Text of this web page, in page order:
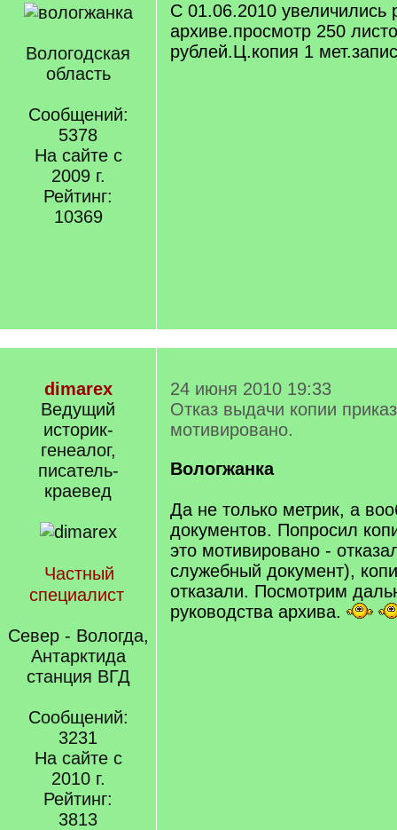
Вологодская
область
Сообщений:
5378
На сайте с
2009 г.
Рейтинг:
10369
С 01.06.2010 увеличились
архиве.просмотр 250
рублей.Ц.копия 1
dimarex
Ведущий
историк-
генеалог,
писатель-
краевед
Частный
специалист
Север - Вологда,
Антарктида
станция ВГД
Сообщений:
3231
На сайте с
2010 г.
Рейтинг:
3813
24 июня 2010 19:33
Отказ выдачи копии
мотивировано.
Вологжанка
Да не только метрик, а
документов. Попросил
это мотивировано -
служебный документ),
отказали. Посмотрим
руководства архива.